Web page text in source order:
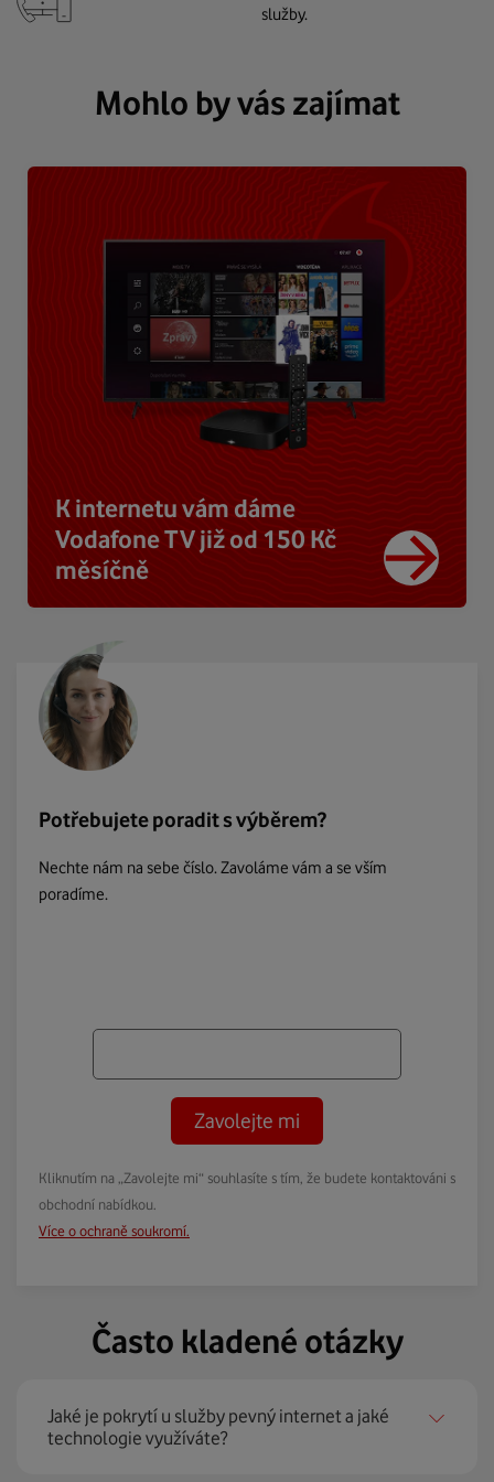
služby.
Mohlo by vás zajímat
K internetu vám dáme
Vodafone TV již od 150 Kč
měsíčně
Potřebujete poradit s výběrem?
Nechte nám na sebe číslo. Zavoláme vám a se vším
poradíme.
Zavolejte mi
Kliknutím na „Zavolejte mi“ souhlasíte s tím, že budete kontaktováni s
obchodní nabídkou.
Více o ochraně soukromí.
Často kladené otázky
Jaké je pokrytí u služby pevný internet a jaké
technologie využíváte?